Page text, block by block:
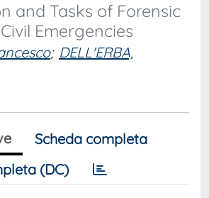
and Tasks of Forensic
Emergencies
; DELL'ERBA,
Scheda completa
(DC)